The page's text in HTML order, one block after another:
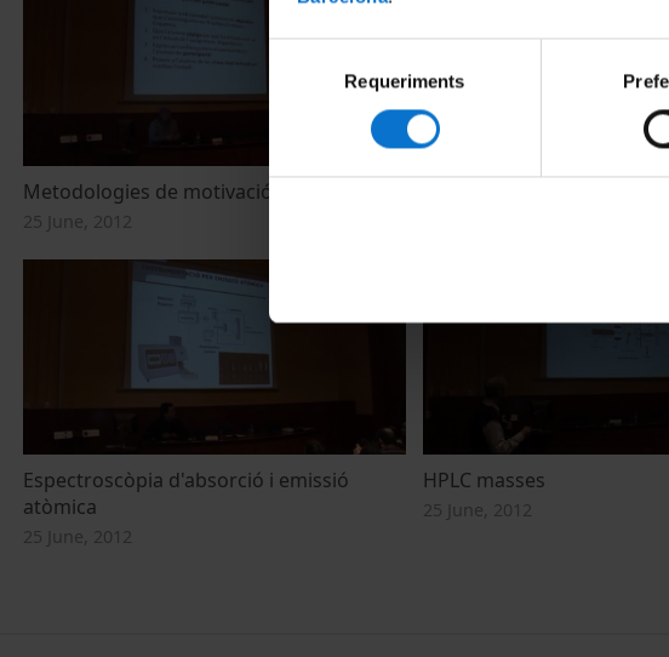
consentiment
Requeriments
Metodologies de motivació a l'aula
25 June, 2012
Espectroscòpia d'absorció i emissió
atòmica
25 June, 2012
HPLC masses
25 June, 2012